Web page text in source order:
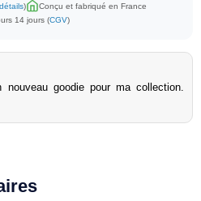
)
Conçu et fabriqué en France
14 jours (CGV)
goodie pour ma collection.